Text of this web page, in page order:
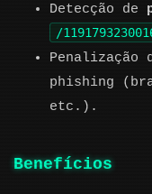
Detecção de
/
Penalização
phishing
etc.).
Benefícios